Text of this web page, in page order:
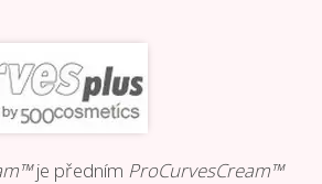
je předním ProCurvesCream™